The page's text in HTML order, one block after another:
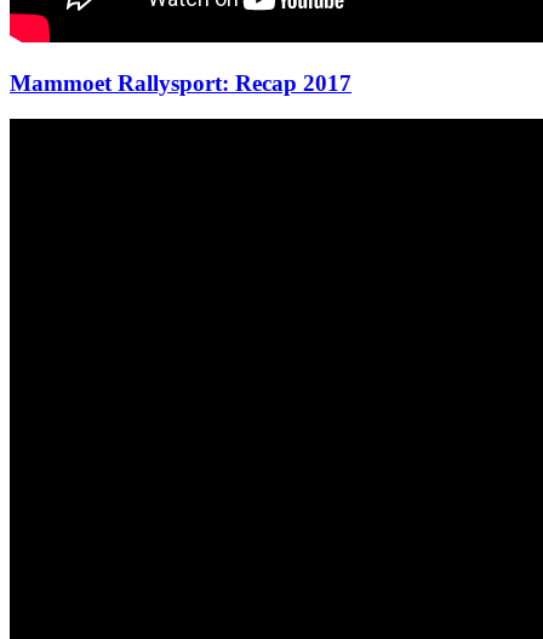
Mammoet Rallysport: Recap 2017